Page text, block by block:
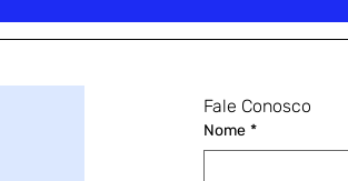
Fale Conosco
Nome *